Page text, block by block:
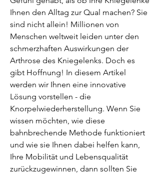
Ihnen den Alltag zur Qual machen? Sie
sind nicht allein! Millionen von
Menschen weltweit leiden unter den
schmerzhaften Auswirkungen der
Arthrose des Kniegelenks. Doch es
gibt Hoffnung! In diesem Artikel
werden wir Ihnen eine innovative
Lösung vorstellen - die
Knorpelwiederherstellung. Wenn Sie
wissen möchten, wie diese
bahnbrechende Methode funktioniert
und wie sie Ihnen dabei helfen kann,
Ihre Mobilität und Lebensqualität
zurückzugewinnen, dann sollten Sie